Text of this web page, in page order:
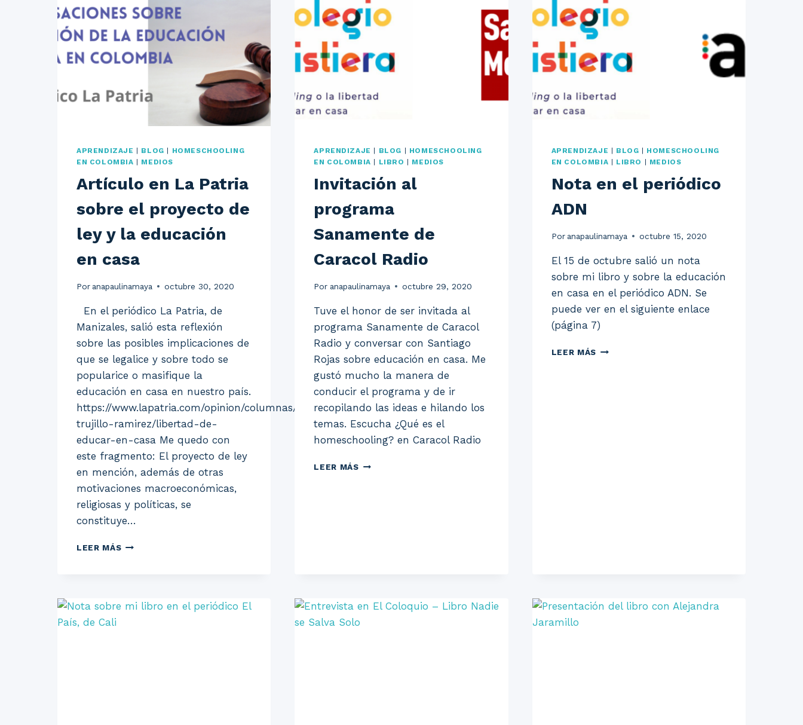
APRENDIZAJE BLOG
HOMESCHOOLING
EN COLOMBIA
MEDIOS
Artículo en La Patria
sobre el proyecto de
ley y la educación
en casa
Por anapaulinamaya octubre 30, 2020
En el periódico La Patria, de
Manizales, salió esta reflexión
sobre las posibles implicaciones de
que se legalice y sobre todo se
popularice o masifique la
educación en casa en nuestro país.
https://www.lapatria.com/opinion/columnas/cristobal-
trujillo-ramirez/libertad-de-
educar-en-casa Me quedo con
este fragmento: El proyecto de ley
en mención, además de otras
motivaciones macroeconómicas,
religiosas y políticas, se
constituye…
LEER MÁSARTÍCULO
EL
APRENDIZAJE BLOG
HOMESCHOOLING
EN COLOMBIA
LIBRO MEDIOS
Invitación al
programa
Sanamente de
Caracol Radio
Por anapaulinamaya octubre 29, 2020
Tuve el honor de ser invitada al
programa Sanamente de Caracol
Radio y conversar con Santiago
Rojas sobre educación en casa. Me
gustó mucho la manera de
conducir el programa y de ir
recopilando las ideas e hilando los
temas. Escucha ¿Qué es el
homeschooling? en Caracol Radio
LEER MÁSINVITACIÓN
APRENDIZAJE BLOG
HOMESCHOOLING
EN COLOMBIA
LIBRO MEDIOS
Nota en el periódico
ADN
Por anapaulinamaya octubre 15, 2020
El 15 de octubre salió un nota
sobre mi libro y sobre la educación
en casa en el periódico ADN. Se
puede ver en el siguiente enlace
(página 7)
LEER MÁS NOTA